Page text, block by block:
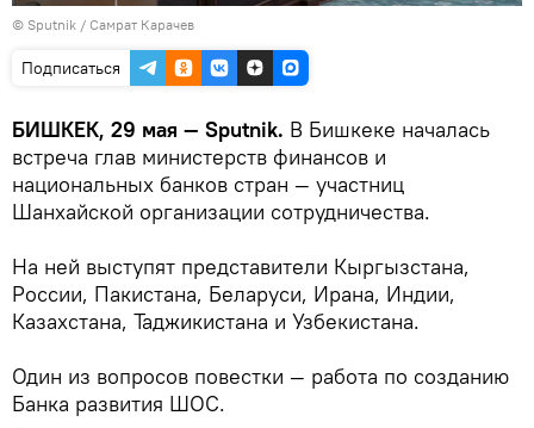
© Sputnik / Самрат Карачев
Подписаться
БИШКЕК, 29 мая — Sputnik. В Бишкеке началась
встреча глав министерств финансов и
национальных банков стран — участниц
Шанхайской организации сотрудничества.
На ней выступят представители Кыргызстана,
России, Пакистана, Беларуси, Ирана, Индии,
Казахстана, Таджикистана и Узбекистана.
Один из вопросов повестки — работа по созданию
Банка развития ШОС.